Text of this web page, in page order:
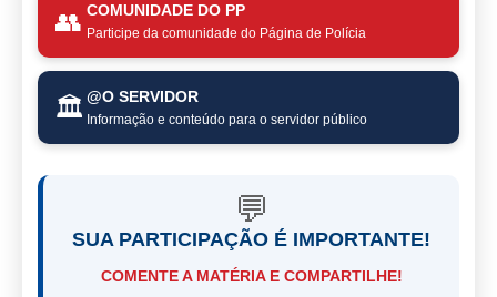
👥 COMUNIDADE DO PP
Participe da comunidade do Página de Polícia
🏛️ @O SERVIDOR
Informação e conteúdo para o servidor público
💬
SUA PARTICIPAÇÃO É IMPORTANTE!
COMENTE A MATÉRIA E COMPARTILHE!